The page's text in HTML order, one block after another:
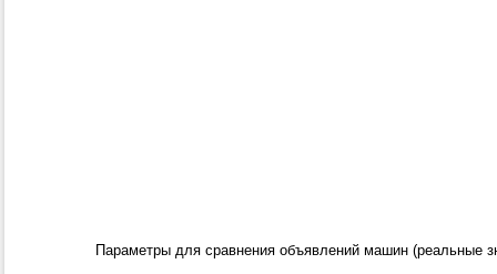
Параметры для сравнения объявлений машин (реальные